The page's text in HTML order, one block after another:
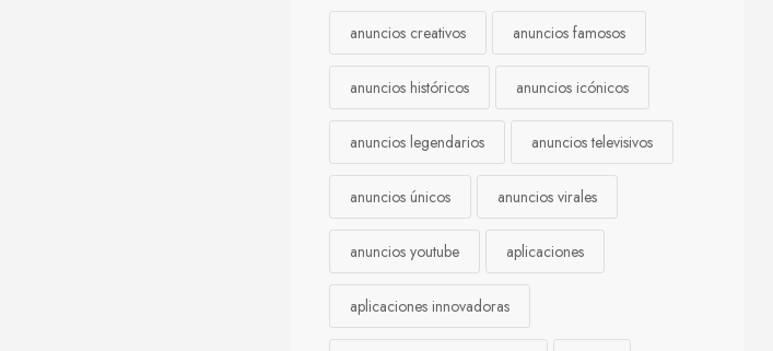
anuncios creativos anuncios famosos
anuncios históricos anuncios icónicos
anuncios legendarios anuncios televisivos
anuncios únicos anuncios virales
anuncios youtube aplicaciones
aplicaciones innovadoras